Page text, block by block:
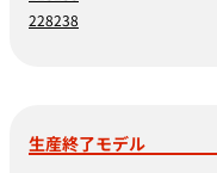
228238
生産終了モデル